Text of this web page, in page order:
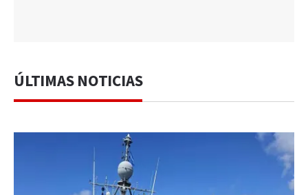
ÚLTIMAS NOTICIAS